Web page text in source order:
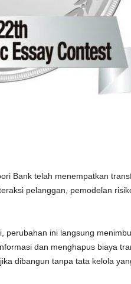
Bank telah menempatkan
pelanggan, pemodelan
perubahan ini langsung
dan menghapus biaya
dibangun tanpa tata kelola